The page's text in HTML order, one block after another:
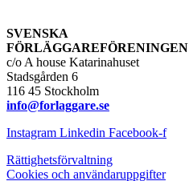
SVENSKA
FÖRLÄGGAREFÖRENINGEN
c/o A house Katarinahuset
Stadsgården 6
116 45 Stockholm
info@forlaggare.se
Instagram Linkedin Facebook-f
Rättighetsförvaltning
Cookies och användaruppgifter